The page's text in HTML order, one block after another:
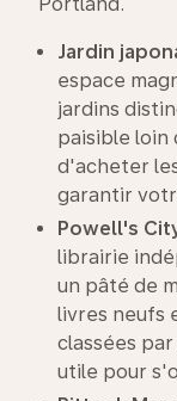
Jardin
espace
jardins
paisible loin
d'acheter
garantir
Powell's
librairie
un pâté de
livres neufs
classées
utile pour